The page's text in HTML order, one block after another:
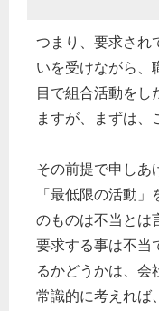
つまり、要求され
いを受けながら、
目で組合活動をし
ますが、まずは、
その前提で申しあ
「最低限の活動
のものは不当とは
要求する事は不当
るかどうかは、会
常識的に考えれば、